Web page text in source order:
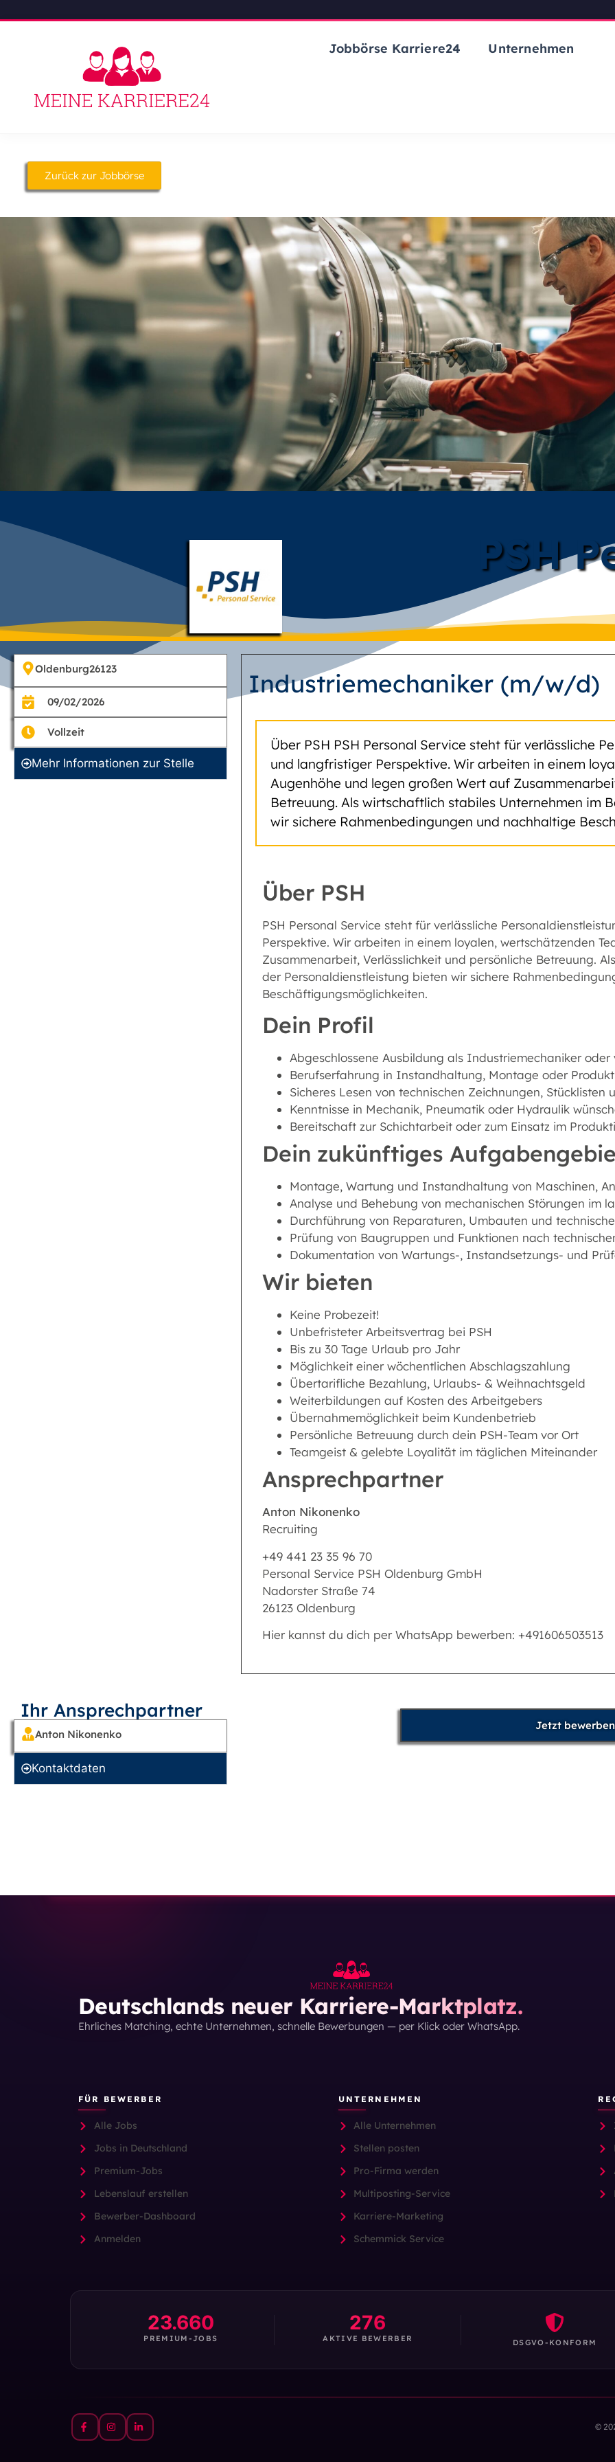
Jobbörse Karriere24 Unternehmen
Zurück zur Jobbörse
PSH
Oldenburg26123
09/02/2026
Vollzeit
Mehr Informationen zur Stelle
Industriemechaniker (m/w/d)
Über PSH PSH Personal Service steht für verlässliche
und langfristiger Perspektive. Wir arbeiten in einem
Augenhöhe und legen großen Wert auf
Betreuung. Als wirtschaftlich stabiles Unternehmen im
wir sichere Rahmenbedingungen und nachhaltige
Über PSH
PSH Personal Service steht für verlässliche
Perspektive. Wir arbeiten in einem loyalen, wertschätzenden
Zusammenarbeit, Verlässlichkeit und persönliche Betreuung.
der Personaldienstleistung bieten wir sichere
Beschäftigungsmöglichkeiten.
Dein Profil
Abgeschlossene Ausbildung als Industriemechaniker
Berufserfahrung in Instandhaltung, Montage oder
Sicheres Lesen von technischen Zeichnungen, Stücklisten
Kenntnisse in Mechanik, Pneumatik oder Hydraulik
Bereitschaft zur Schichtarbeit oder zum Einsatz im
Dein zukünftiges
Montage, Wartung und Instandhaltung von Maschinen,
Analyse und Behebung von mechanischen Störungen im
Durchführung von Reparaturen, Umbauten und
Prüfung von Baugruppen und Funktionen nach
Dokumentation von Wartungs-, Instandsetzungs- und
Wir bieten
Keine Probezeit!
Unbefristeter Arbeitsvertrag bei PSH
Bis zu 30 Tage Urlaub pro Jahr
Möglichkeit einer wöchentlichen Abschlagszahlung
Übertarifliche Bezahlung, Urlaubs- & Weihnachtsgeld
Weiterbildungen auf Kosten des Arbeitgebers
Übernahmemöglichkeit beim Kundenbetrieb
Persönliche Betreuung durch dein PSH-Team vor Ort
Teamgeist & gelebte Loyalität im täglichen Miteinander
Ansprechpartner
Anton Nikonenko
Recruiting
+49 441 23 35 96 70
Personal Service PSH Oldenburg GmbH
Nadorster Straße 74
26123 Oldenburg
Hier kannst du dich per WhatsApp bewerben: +491606503513
Ihr Ansprechpartner
Anton Nikonenko
Kontakt­daten
Jetzt bewerben
Deutschlands neuer Karriere-Marktplatz.
Ehrliches Matching, echte Unternehmen, schnelle Bewerbungen — per Klick oder WhatsApp.
FÜR BEWERBER
Alle Jobs
Jobs in Deutschland
Premium-Jobs
Lebenslauf erstellen
Bewerber-Dashboard
Anmelden
UNTERNEHMEN
Alle Unternehmen
Stellen posten
Pro-Firma werden
Multiposting-Service
Karriere-Marketing
Schemmick Service
23.660
PREMIUM-JOBS
276
AKTIVE BEWERBER DSGVO-KONFORM
©